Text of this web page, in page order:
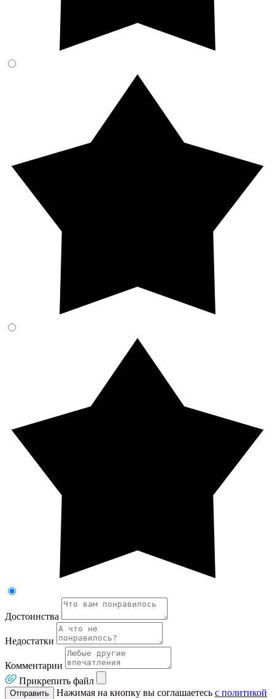
Достоинства
Недостатки
Комментарии
Прикрепить файл
Отправить Нажимая на кнопку вы соглашаетесь с политикой